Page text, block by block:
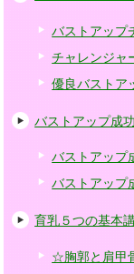
バストアップ
チャレンジャ
優良バストア
バストアップ成
バストアップ
バストアップ
育乳５つの基本
☆胸郭と肩甲